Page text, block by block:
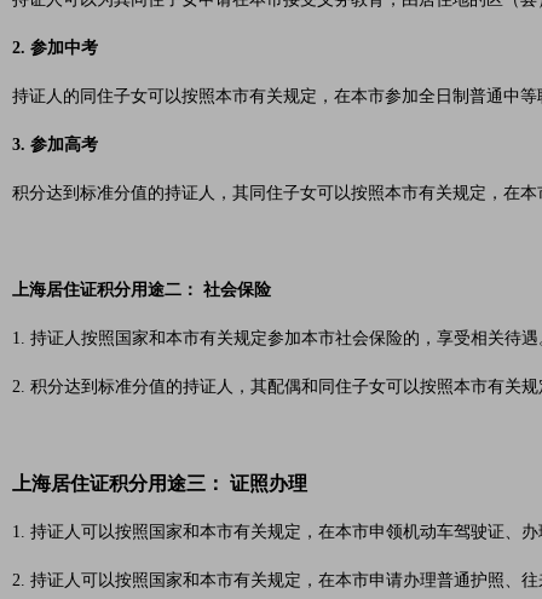
2. 参加中考
持证人的同住子女可以按照本市有关规定，在本市参加全日制普通中
3. 参加高考
积分达到标准分值的持证人，其同住子女可以按照本市有关规定，在
上海居住证积分用途二： 社会保险
1. 持证人按照国家和本市有关规定参加本市社会保险的，享受相关待遇
2. 积分达到标准分值的持证人，其配偶和同住子女可以按照本市有关
上海居住证积分用途三： 证照办理
1. 持证人可以按照国家和本市有关规定，在本市申领机动车驾驶证、
2. 持证人可以按照国家和本市有关规定，在本市申请办理普通护照、